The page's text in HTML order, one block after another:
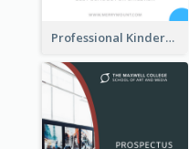
Professional Kindergarten Prospectus